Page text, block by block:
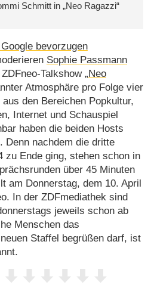
Schmitt in „Neo Ragazzi“
bevorzugen
Sophie Passmann
Talkshow „Neo
Atmosphäre pro Folge vier
den Bereichen Popkultur,
Internet und Schauspiel
haben die beiden Hosts
Denn nachdem die dritte
zu Ende ging, stehen schon in
über 45 Minuten
am Donnerstag, dem 10. April
In der ZDFmediathek sind
jeweils schon ab
Menschen das
Staffel begrüßen darf, ist